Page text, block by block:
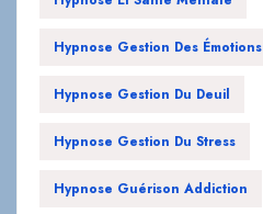
Hypnose Gestion Des Émotions
Hypnose Gestion Du Deuil
Hypnose Gestion Du Stress
Hypnose Guérison Addiction